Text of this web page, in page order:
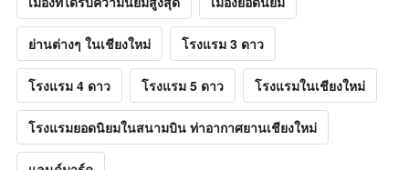
ย่านต่างๆ ในเชียงใหม่ โรงแรม 3 ดาว
โรงแรม 4 ดาว โรงแรม 5 ดาว โรงแรมในเชียงใหม่
โรงแรมยอดนิยมในสนามบิน ท่าอากาศยานเชียงใหม่